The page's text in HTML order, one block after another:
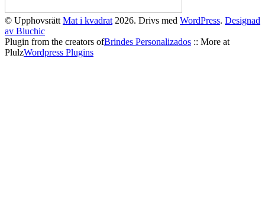
© Upphovsrätt Mat i kvadrat 2026. Drivs med WordPress. Designad
av Bluchic
Plugin from the creators ofBrindes Personalizados :: More at
PlulzWordpress Plugins